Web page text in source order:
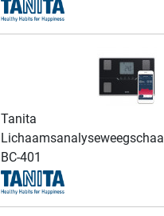
Tanita
Lichaamsanalyseweegschaal
BC-401